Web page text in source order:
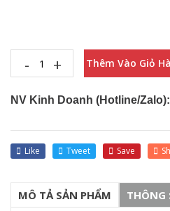
- + Thêm Vào Giỏ
NV Kinh Doanh (Hotline/Zalo):
Like Tweet Save
MÔ TẢ SẢN PHẨM THÔNG